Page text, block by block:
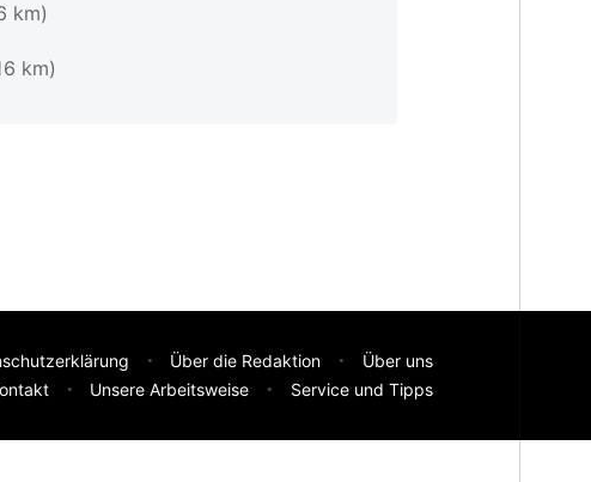
km)
km)
Über die Redaktion
Über uns
Unsere Arbeitsweise Service und Tipps